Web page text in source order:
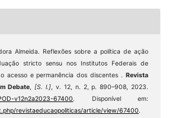
Almeida. Reflexões sobre a política de ação
stricto sensu nos Institutos Federais de
acesso e permanência dos discentes .Revista
Debate,[S. l.], v. 12, n. 2, p. 890–908, 2023.
v12n2a2023-67400. Disponível em:
revistaeducaopoliticas/article/view/67400.